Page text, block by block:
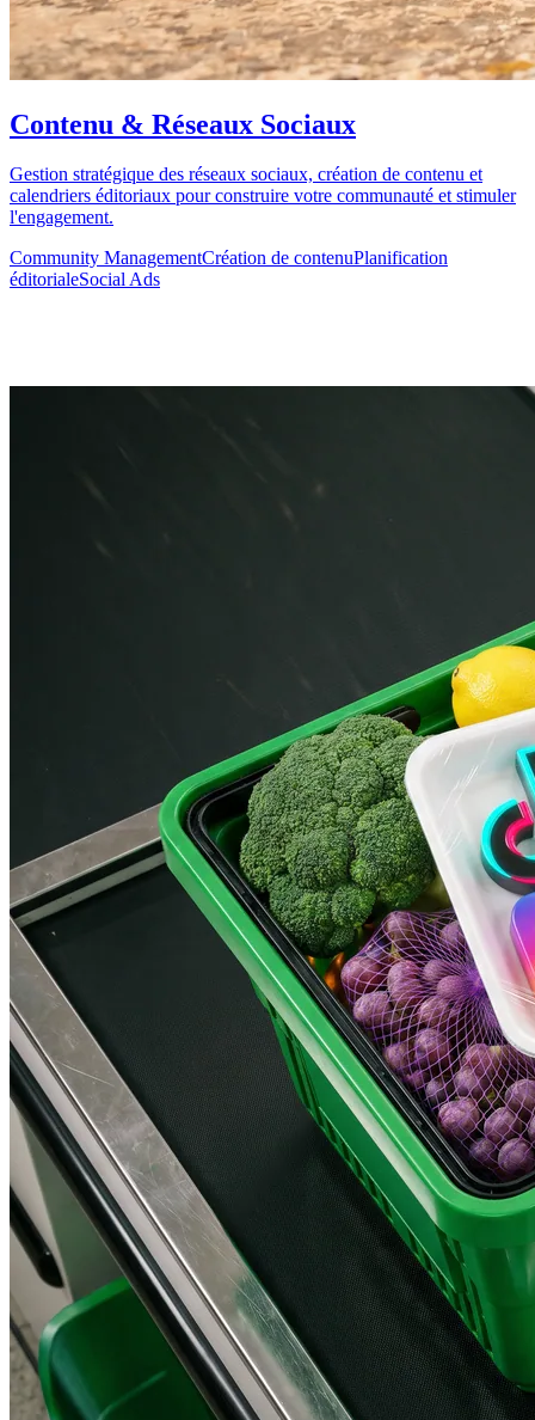
Contenu & Réseaux Sociaux
Gestion stratégique des réseaux sociaux, création de contenu et
calendriers éditoriaux pour construire votre communauté et stimuler
l'engagement.
Community ManagementCréation de contenuPlanification
éditorialeSocial Ads